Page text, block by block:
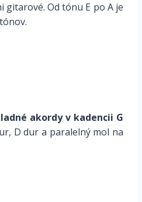
gitarové. Od tónu E po A je
akordy v kadencii G
D dur a paralelný mol na